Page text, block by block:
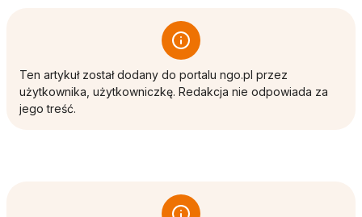
Ten artykuł został dodany do portalu ngo.pl przez
użytkownika, użytkowniczkę. Redakcja nie odpowiada za
jego treść.